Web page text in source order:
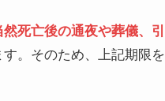
死亡後の通夜や葬儀、引
す。そのため、上記期限を